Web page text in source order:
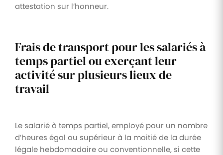
attestation sur l’honneur.
Frais de transport pour les salariés à
temps partiel ou exerçant leur
activité sur plusieurs lieux de
travail
Le salarié à temps partiel, employé pour un nombre
d’heures égal ou supérieur à la moitié de la durée
légale hebdomadaire ou conventionnelle, si cette